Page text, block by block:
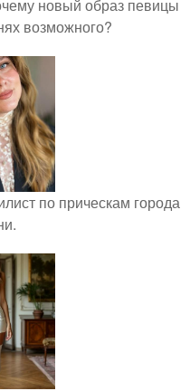
новый образ певицы
возможного?
по прическам города